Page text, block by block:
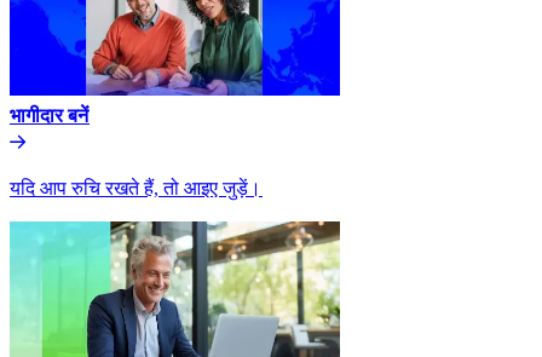
भागीदार बनें​​
यदि आप रुचि रखते हैं, तो आइए जुड़ें।​​